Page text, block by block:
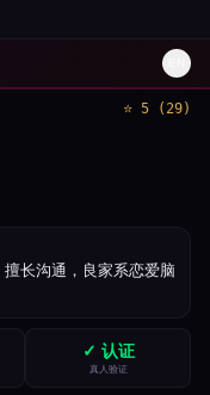
1 /3
⭐ 5 ( 29)
长沟通，良家系恋爱脑
✓ 认证
真人验证